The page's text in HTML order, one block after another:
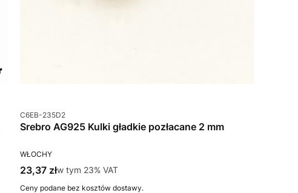
Kod produktu
C6EB-235D2
Srebro AG925 Kulki gładkie pozłacane 2 mm
PRODUCENT
WŁOCHY
Cena brutto
23,37 złw tym %s VAT
w tym 23% VAT
Ceny podane bez kosztów dostawy.